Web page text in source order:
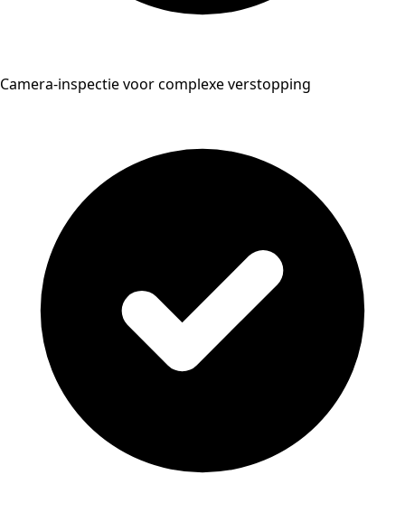
Camera-inspectie voor complexe verstopping